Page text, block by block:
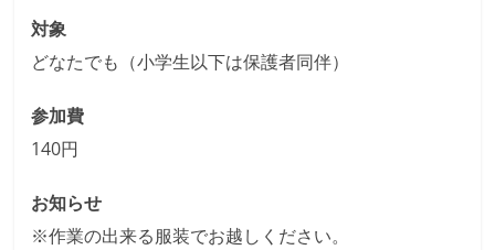
対象
どなたでも（小学生以下は保護者同伴）
参加費
140円
お知らせ
※作業の出来る服装でお越しください。